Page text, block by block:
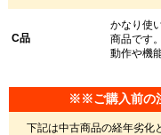
C品
かなり使
商品です。
動作や機
※※ご購入前の
下記は中古商品の経年劣化